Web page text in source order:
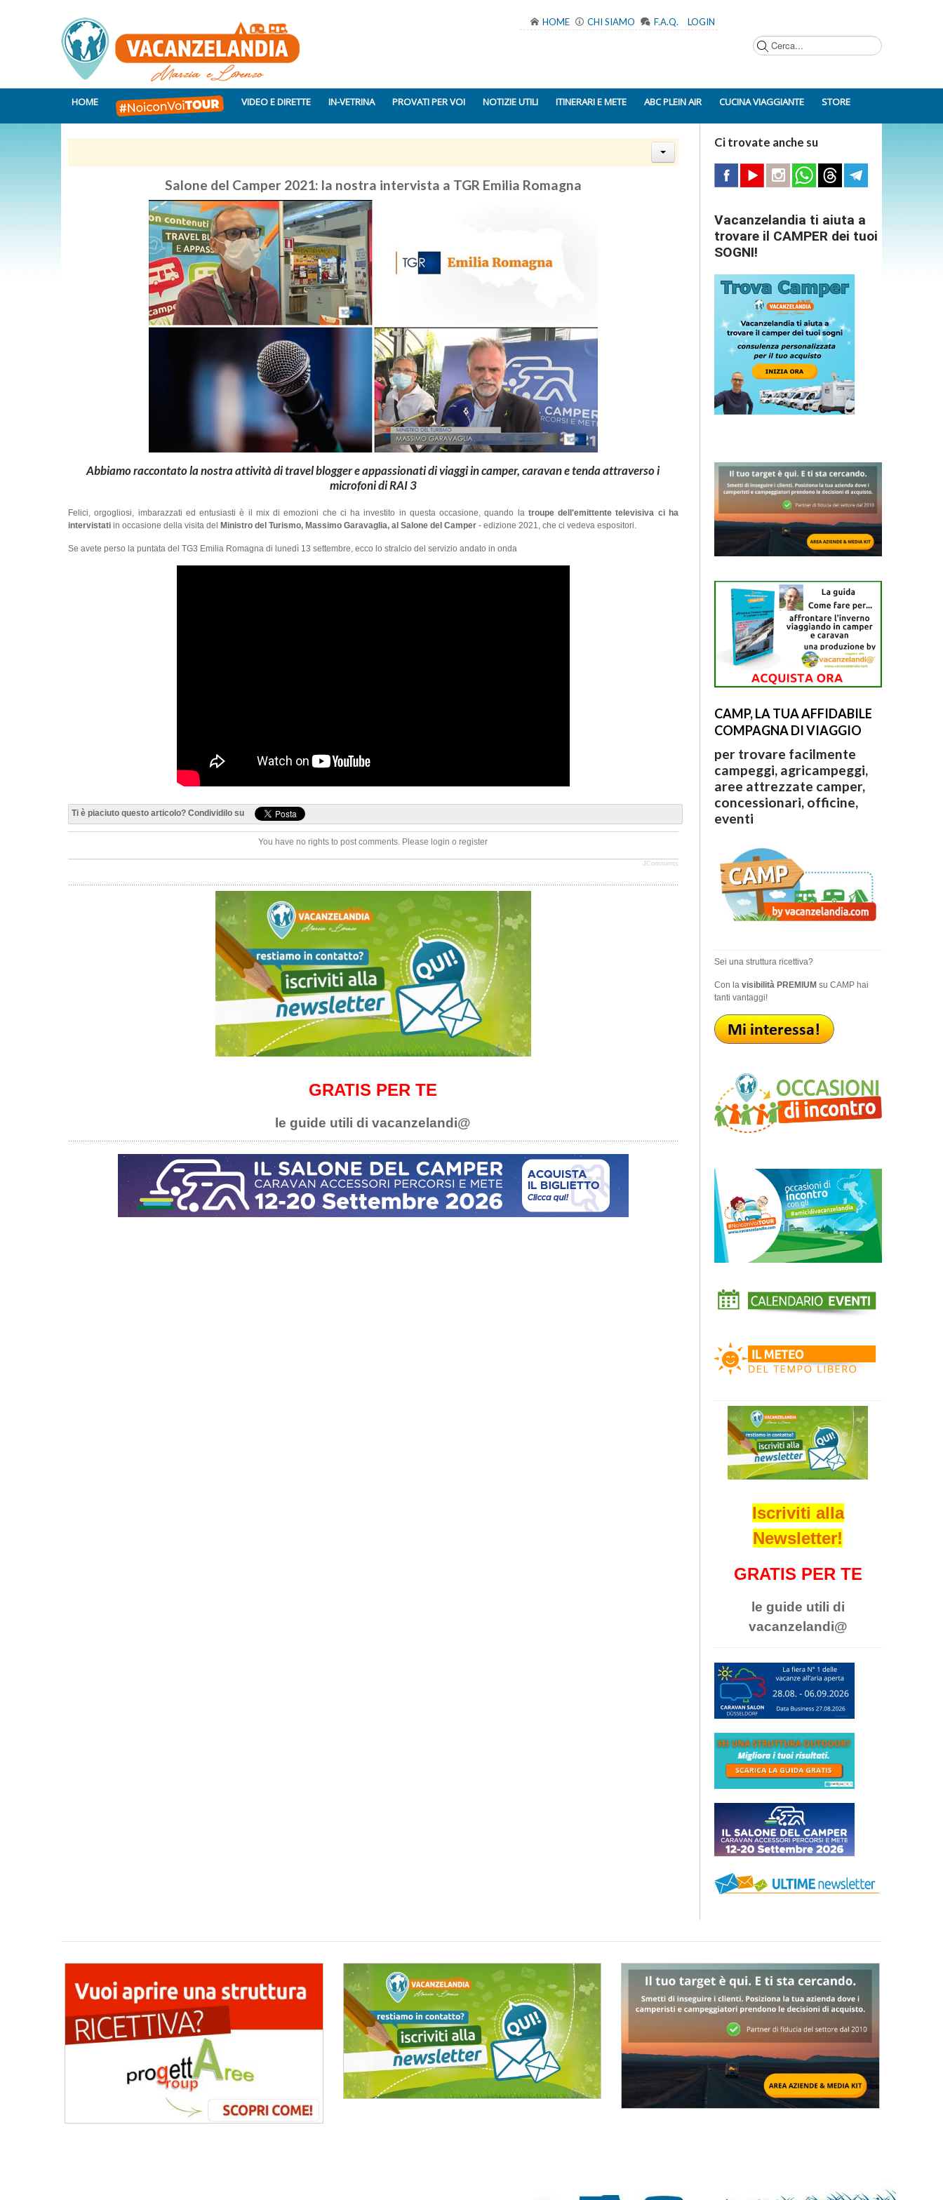
HOME CHI SIAMO F.A.Q. LOGIN
HOME VIDEO E DIRETTE IN-VETRINA PROVATI PER VOI NOTIZIE UTILI ITINERARI E METE ABC PLEIN AIR CUCINA VIAGGIANTE STORE
Salone del Camper 2021: la nostra intervista a TGR Emilia Romagna
Abbiamo raccontato la nostra attività di travel blogger e appassionati di viaggi in camper, caravan e tenda attraverso i
microfoni di RAI 3
Felici, orgogliosi, imbarazzati ed entusiasti è il mix di emozioni che ci ha investito in questa occasione, quando latroupe dell'emittente televisiva ci ha
intervistati in occasione della visita del Ministro del Turismo, Massimo Garavaglia, al Salone del Camper - edizione 2021, che ci vedeva espositori.
Se avete perso la puntata del TG3 Emilia Romagna di lunedì 13 settembre, ecco lo stralcio del servizio andato in onda
Ti è piaciuto questo articolo? Condividilo su
You have no rights to post comments. Please login o register
JComments
GRATIS PER TE
le guide utili di vacanzelandi@
Ci trovate anche su
Vacanzelandia ti aiuta a
trovare il CAMPER dei tuoi
SOGNI!
CAMP, LA TUA AFFIDABILE
COMPAGNA DI VIAGGIO
per trovare facilmente
campeggi, agricampeggi,
aree attrezzate camper,
concessionari, officine,
eventi
Sei una struttura ricettiva?
Con la visibilità PREMIUMsu CAMP hai
tanti vantaggi!
Iscriviti alla
Newsletter!
GRATIS PER TE
le guide utili di
vacanzelandi@